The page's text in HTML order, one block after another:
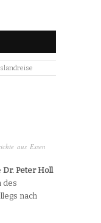
aus Essen
Dr. Peter Holl
des
nach